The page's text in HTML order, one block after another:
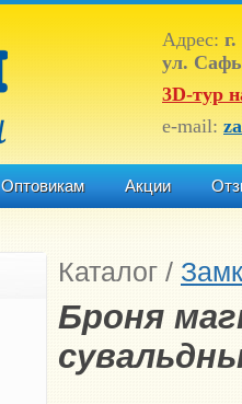
Адрес:
ул.
3D-тур
e-mail:
Оптовикам Акции
Каталог /
Броня